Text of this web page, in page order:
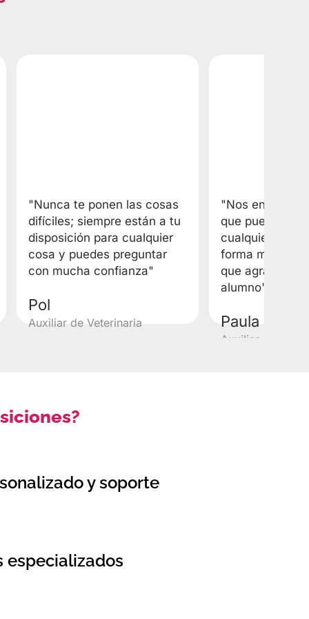
"Nunca te ponen las cosas
difíciles; siempre están a tu
disposición para cualquier
cosa y puedes preguntar
con mucha confianza"
Pol
Auxiliar de Veterinaria
"Nos enseñan
que pueden
cualquier
forma más
que agradeces
alumno"
Paula
Auxiliar de
y soporte
especializados